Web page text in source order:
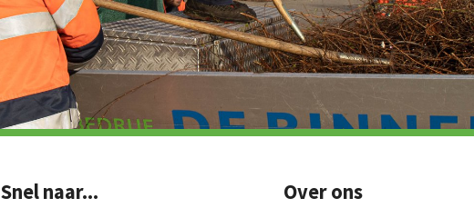
Snel naar... Over ons